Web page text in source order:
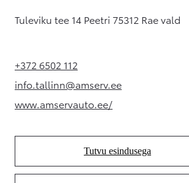
Tuleviku tee 14 Peetri 75312 Rae vald
+372 6502 112(Opens in new tab)
info.tallinn@amserv.ee
(Opens in new tab)
www.amservauto.ee/
(Opens in new tab)
Tutvu esindusega
(Opens in new tab)